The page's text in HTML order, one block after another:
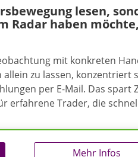
lesen,
Radar haben
mit konkreten
zu lassen, konzentriert
per E-Mail. Das spart
erfahrene Trader, die
Mehr Infos